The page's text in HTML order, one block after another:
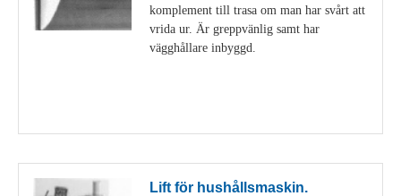
komplement till trasa om man har svårt att
vrida ur. Är greppvänlig samt har
vägghållare inbyggd.
Lift för hushållsmaskin.